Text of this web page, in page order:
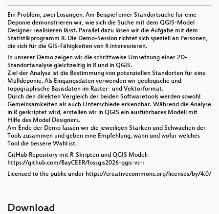
Ein Problem, zwei Lösungen. Am Beispiel einer Standortsuche für eine
Deponie demonstrieren wir, wie sich die Suche mit dem QGIS-Model
Designer realisieren lässt. Parallel dazu lösen wir die Aufgabe mit dem
Statistikprogramm R. Die Demo-Session richtet sich speziell an Personen,
die sich für die GIS-Fähigkeiten von R interessieren.
In unserer Demo zeigen wir die schrittweise Umsetzung einer 2D-
Standortanalyse gleichzeitig in R und in QGIS.
Ziel der Analyse ist die Bestimmung von potenziellen Standorten für eine
Mülldeponie. Als Eingangsdaten verwenden wir geologische und
topographische Basisdaten im Raster- und Vektorformat.
Durch den direkten Vergleich der beiden Softwaretools werden sowohl
Gemeinsamkeiten als auch Unterschiede erkennbar. Während die Analyse
in R geskriptet wird, erstellen wir in QGIS ein ausführbares Modell mit
Hilfe des Model Designers.
Am Ende der Demo fassen wir die jeweiligen Stärken und Schwächen der
Tools zusammen und geben eine Empfehlung, wann und wofür welches
Tool die bessere Wahl ist.
GitHub Repository mit R-Skripten und QGIS Model:
https://github.com/BayCEER/fossgis2026-qgis-vs-r
Licensed to the public under https://creativecommons.org/licenses/by/4.0/
Download